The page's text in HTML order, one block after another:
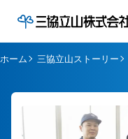
ホーム 三協立山ストーリー